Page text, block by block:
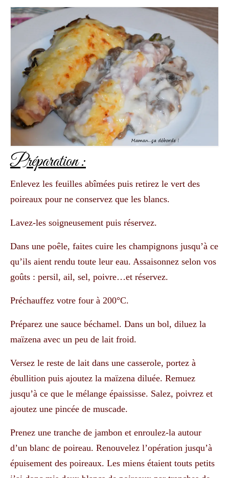
Préparation :
Enlevez les feuilles abîmées puis retirez le vert des
poireaux pour ne conservez que les blancs.
Lavez-les soigneusement puis réservez.
Dans une poêle, faites cuire les champignons jusqu’à ce
qu’ils aient rendu toute leur eau. Assaisonnez selon vos
goûts : persil, ail, sel, poivre…et réservez.
Préchauffez votre four à 200°C.
Préparez une sauce béchamel. Dans un bol, diluez la
maïzena avec un peu de lait froid.
Versez le reste de lait dans une casserole, portez à
ébullition puis ajoutez la maïzena diluée. Remuez
jusqu’à ce que le mélange épaississe. Salez, poivrez et
ajoutez une pincée de muscade.
Prenez une tranche de jambon et enroulez-la autour
d’un blanc de poireau. Renouvelez l’opération jusqu’à
épuisement des poireaux. Les miens étaient touts petits